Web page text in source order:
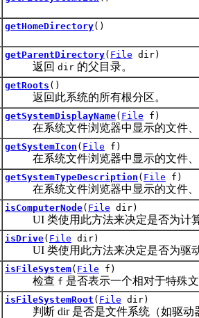
getHomeDirectory()
getParentDirectory( File dir)
返回 dir 的父目录。
getRoots ()
返回此系统的所有根分区。
getSystemDisplayName( File f)
在系统文件浏览器中显示的文件、
getSystemIcon ( File f)
在系统文件浏览器中显示的文件、
getSystemTypeDescription ( File f)
在系统文件浏览器中显示的文件、
isComputerNode( File dir)
UI 类使用此方法来决定是否为计算
isDrive( File dir)
UI 类使用此方法来决定是否为驱动
isFileSystem( File f)
检查 f 是否表示一个相对于特殊
isFileSystemRoot ( File dir)
判断 dir 是否是文件系统（如驱动